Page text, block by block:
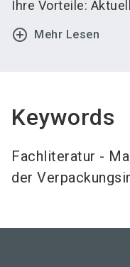
Ihre Vorteile:
add_circle_outline Mehr Lesen
Keywords
Fachliteratur -
der